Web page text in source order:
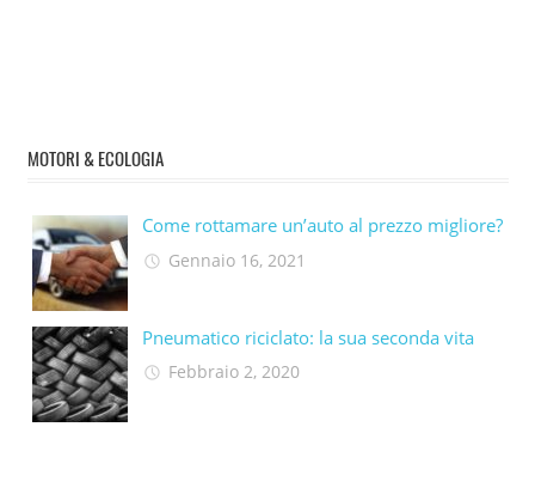
MOTORI & ECOLOGIA
Come rottamare un’auto al prezzo migliore?
Gennaio 16, 2021
Pneumatico riciclato: la sua seconda vita​
Febbraio 2, 2020